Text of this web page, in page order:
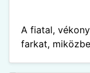
A fiatal,
farkat,